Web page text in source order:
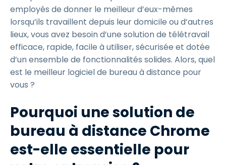
employés de donner le meilleur d’eux-mêmes
lorsqu’ils travaillent depuis leur domicile ou d’autres
lieux, vous avez besoin d’une solution de télétravail
efficace, rapide, facile à utiliser, sécurisée et dotée
d’un ensemble de fonctionnalités solides. Alors, quel
est le meilleur logiciel de bureau à distance pour
vous ?
Pourquoi une solution de
bureau à distance Chrome
est-elle essentielle pour